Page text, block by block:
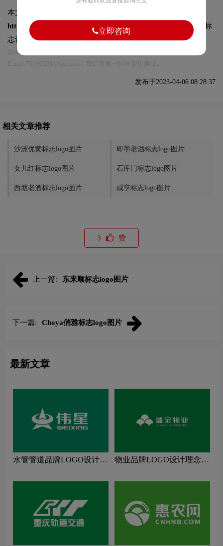
本文标题和链接
https://logo9.net/works/10747.html 转载时请注明出处为诗宸标
志设计及本链接!
如有内容侵犯您的合法权益，请及时与我们联系
发布于2023-04-06 08:28:37
相关文章推荐
沙洲优黄标志logo图片 即墨老酒标志logo图片
女儿红标志logo图片 石库门标志logo图片
西塘老酒标志logo图片 咸亨标志logo图片
3 赞
上一篇: 东来顺标志logo图片
下一篇: Choya俏雅标志logo图片
最新文章
水管管道品牌LOGO设计理
物业品牌LOGO设计理念解
立即咨询